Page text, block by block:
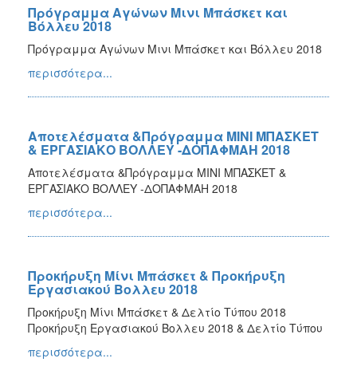
Πρόγραμμα Αγώνων Μινι Μπάσκετ και
Βόλλευ 2018
Πρόγραμμα Αγώνων Μινι Μπάσκετ και Βόλλευ 2018
περισσότερα...
Αποτελέσματα &Πρόγραμμα ΜΙΝΙ ΜΠΑΣΚΕΤ
& ΕΡΓΑΣΙΑΚΟ ΒΟΛΛΕΥ -ΔΟΠΑΦΜΑΗ 2018
Αποτελέσματα &Πρόγραμμα ΜΙΝΙ ΜΠΑΣΚΕΤ &
ΕΡΓΑΣΙΑΚΟ ΒΟΛΛΕΥ -ΔΟΠΑΦΜΑΗ 2018
περισσότερα...
Προκήρυξη Μίνι Μπάσκετ & Προκήρυξη
Εργασιακού Βολλευ 2018
Προκήρυξη Μίνι Μπάσκετ & Δελτίο Τύπου 2018
Προκήρυξη Εργασιακού Βολλευ 2018 & Δελτίο Τύπου
περισσότερα...